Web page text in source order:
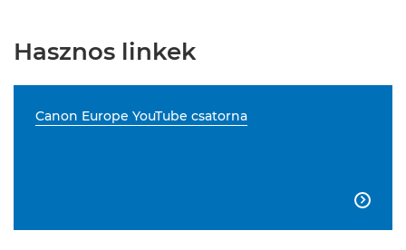
Hasznos linkek
Canon Europe YouTube csatorna
